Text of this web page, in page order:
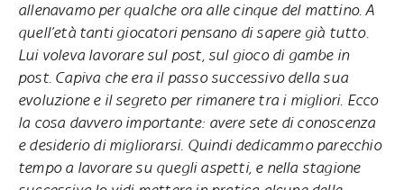
allenavamo per qualche ora alle cinque del mattino. A
quell’età tanti giocatori pensano di sapere già tutto.
Lui voleva lavorare sul post, sul gioco di gambe in
post. Capiva che era il passo successivo della sua
evoluzione e il segreto per rimanere tra i migliori. Ecco
la cosa davvero importante: avere sete di conoscenza
e desiderio di migliorarsi. Quindi dedicammo parecchio
tempo a lavorare su quegli aspetti, e nella stagione